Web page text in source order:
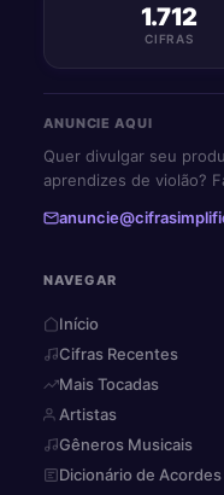
1.712
CIFRAS
ANUNCIE AQUI
Quer divulgar seu
aprendizes de violão?
NAVEGAR
Início
Cifras Recentes
Mais Tocadas
Artistas
Gêneros Musicais
Dicionário de Acordes